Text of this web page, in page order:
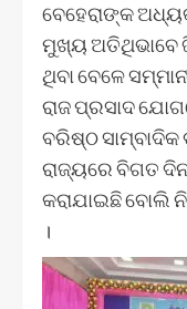
ବେହେରାଙ୍କ
ମୁଖ୍ୟ ଅତିଥିଭାବେ
ଥିବା ବେଳେ
ରାଜ ପ୍ରସାଦ
ବରିଷ୍ଠ ସାମ୍ବାଦିକ
ରାଜ୍ୟରେ ବିଗତ
କରାଯାଇଛି ବୋଲି
।